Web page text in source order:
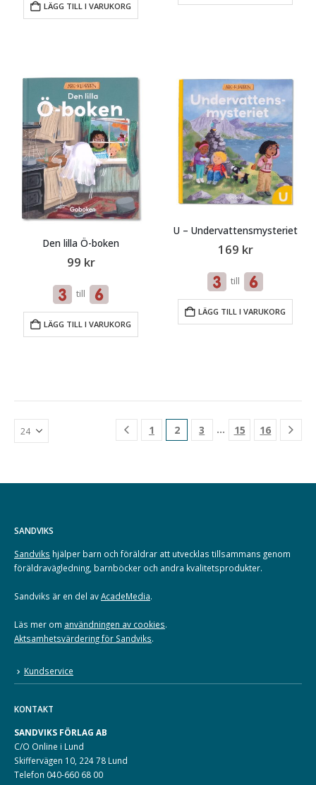
LÄGG TILL I VARUKORG
Den lilla Ö-boken
99 kr
till
LÄGG TILL I VARUKORG
U – Undervattensmysteriet
169 kr
till
LÄGG TILL I VARUKORG
1 2 3 … 15 16
SANDVIKS
Sandviks hjälper barn och föräldrar att utvecklas tillsammans genom
föräldravägledning, barnböcker och andra kvalitetsprodukter.
Sandviks är en del avAcadeMedia.
Läs mer om användningen av cookies.
Aktsamhetsvärdering för Sandviks.
Kundservice
KONTAKT
SANDVIKS FÖRLAG AB
C/O Online i Lund
Skiffervägen 10, 224 78 Lund
Telefon 040-660 68 00